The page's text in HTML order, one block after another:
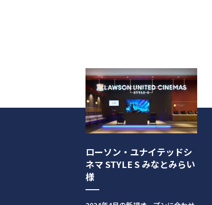
ローソン・ユナイテッドシ
ネマ STYLE S みなとみらい
様